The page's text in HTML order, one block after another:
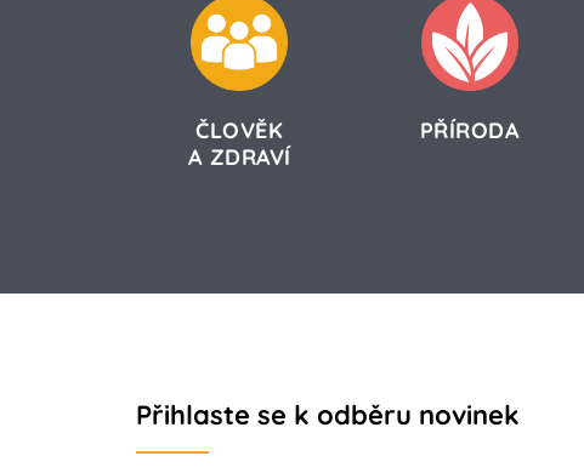
ČLOVĚK
A ZDRAVÍ
PŘÍRODA
Přihlaste se k odběru novinek